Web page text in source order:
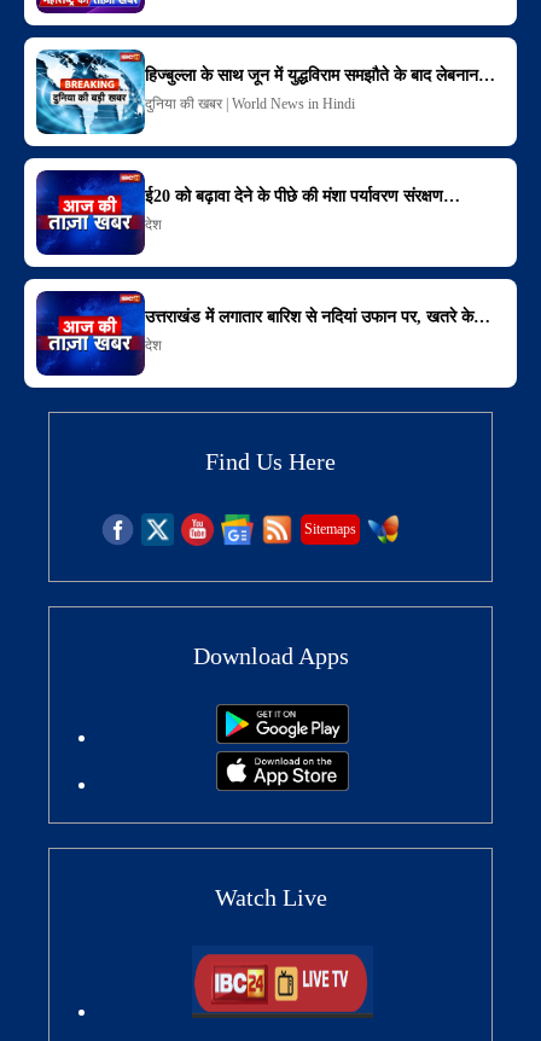
हिज्बुल्ला के साथ जून में युद्धविराम समझौते के बाद लेबनान…
दुनिया की खबर | World News in Hindi
ई20 को बढ़ावा देने के पीछे की मंशा पर्यावरण संरक्षण…
देश
उत्तराखंड में लगातार बारिश से नदियां उफान पर, खतरे के…
देश
Find Us Here
Sitemaps
Download Apps
Watch Live